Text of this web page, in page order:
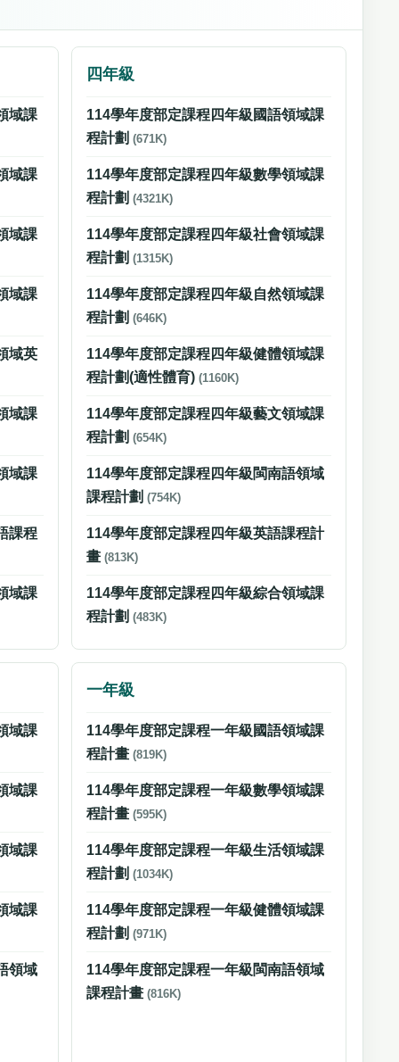
域課
域課
域課
域課
域英
域課
域課
課程
域課
四年級
114學年度部定課程四年級國語領域課
程計劃(671K)
114學年度部定課程四年級數學領域課
程計劃(4321K)
114學年度部定課程四年級社會領域課
程計劃(1315K)
114學年度部定課程四年級自然領域課
程計劃(646K)
114學年度部定課程四年級健體領域課
程計劃(適性體育)(1160K)
114學年度部定課程四年級藝文領域課
程計劃(654K)
114學年度部定課程四年級閩南語領域
課程計劃(754K)
114學年度部定課程四年級英語課程計
畫(813K)
114學年度部定課程四年級綜合領域課
程計劃(483K)
域課
域課
域課
域課
領域
一年級
114學年度部定課程一年級國語領域課
程計畫(819K)
114學年度部定課程一年級數學領域課
程計畫(595K)
114學年度部定課程一年級生活領域課
程計劃(1034K)
114學年度部定課程一年級健體領域課
程計劃(971K)
114學年度部定課程一年級閩南語領域
課程計畫(816K)